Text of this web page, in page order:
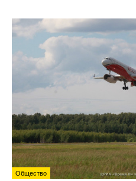
Общество